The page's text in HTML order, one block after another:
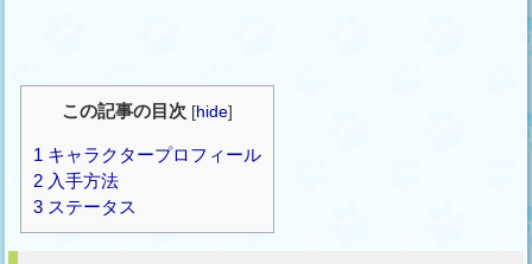
この記事の目次 [hide]
1 キャラクタープロフィール
2 入手方法
3 ステータス